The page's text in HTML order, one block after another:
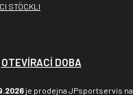
STÖCKLI
OTEVÍRACÍ DOBA
je prodejna JPsportservis na